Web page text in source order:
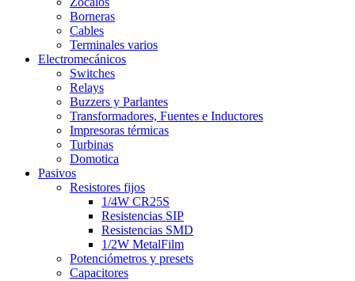
Borneras
Cables
Terminales varios
Electromecánicos
Switches
Relays
Buzzers y Parlantes
Transformadores, Fuentes e Inductores
Impresoras térmicas
Turbinas
Domotica
Pasivos
Resistores fijos
1/4W CR25S
Resistencias SIP
Resistencias SMD
1/2W MetalFilm
Potenciómetros y presets
Capacitores